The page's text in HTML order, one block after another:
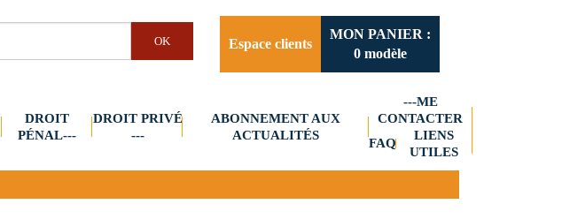
Espace clients
MON PANIER :
0modèle
DROIT
PÉNAL---
DROIT PRIVÉ
---
ABONNEMENT AUX
ACTUALITÉS
---ME
CONTACTER
FAQ
LIENS
UTILES